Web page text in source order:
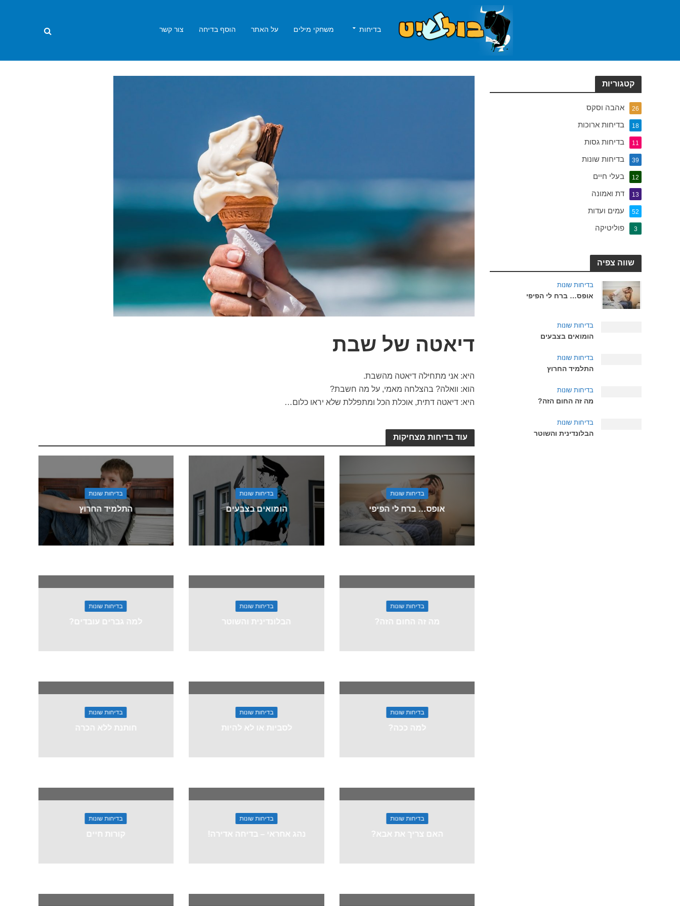
בדיחות משחקי מילים על האתר הוסף בדיחה צור קשר
דיאטה של שבת
היא: אני מתחילה דיאטה מהשבת.
הוא: וואלה? בהצלחה מאמי, על מה חשבת?
היא: דיאטה דתית, אוכלת הכל ומתפללת שלא יראו כלום…
עוד בדיחות מצחיקות
בדיחות שונות
אופס… ברח לי הפיפי
בדיחות שונות
הומואים בצבעים
בדיחות שונות
התלמיד החרוץ
בדיחות שונות
מה זה החום הזה?
בדיחות שונות
הבלונדינית והשוטר
בדיחות שונות
למה גברים עובדים?
בדיחות שונות
למה ככה?
בדיחות שונות
לסביות או לא להיות
בדיחות שונות
חותנת ללא הכרה
בדיחות שונות
האם צריך את אבא?
בדיחות שונות
נהג אחראי – בדיחה אדירה!
בדיחות שונות
קורות חיים
קטגוריות
אהבה וסקס 26
בדיחות ארוכות 18
בדיחות גסות 11
בדיחות שונות 39
בעלי חיים 12
דת ואמונה 13
עמים ועדות 52
פוליטיקה 3
שווה צפיה
בדיחות שונות
אופס… ברח לי הפיפי
בדיחות שונות
הומואים בצבעים
בדיחות שונות
התלמיד החרוץ
בדיחות שונות
מה זה החום הזה?
בדיחות שונות
הבלונדינית והשוטר